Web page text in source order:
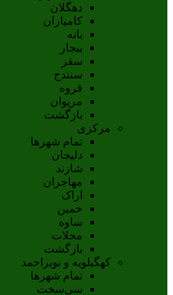
دهگلان
کامیاران
بانه
بيجار
سقز
سنندج
قروه
مريوان
بازگشت
مرکزی
تمام شهر‌ها
دلیجان
شازند
مهاجران
اراک
خمين
ساوه
محلات
بازگشت
کهگیلویه و بویراحمد
تمام شهر‌ها
سی‌سخت